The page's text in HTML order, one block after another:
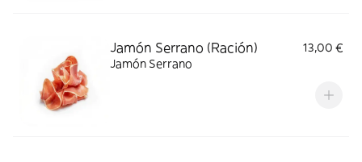
Jamón Serrano (Ración)
13,00 €
Jamón Serrano